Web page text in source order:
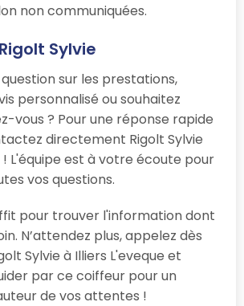
non communiquées.
Sylvie
sur les prestations,
personnalisé ou souhaitez
vous ? Pour une réponse rapide
directement Rigolt Sylvie
L'équipe est à votre écoute pour
vos questions.
pour trouver l'information dont
N’attendez plus, appelez dès
Sylvie à Illiers L'eveque et
par ce coiffeur pour un
de vos attentes !